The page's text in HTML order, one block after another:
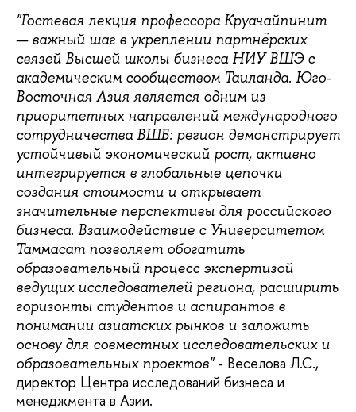
"Гостевая лекция профессора Круачайпинит
— важный шаг в укреплении партнёрских
связей Высшей школы бизнеса НИУ ВШЭ с
академическим сообществом Таиланда. Юго-
Восточная Азия является одним из
приоритетных направлений международного
сотрудничества ВШБ: регион демонстрирует
устойчивый экономический рост, активно
интегрируется в глобальные цепочки
создания стоимости и открывает
значительные перспективы для российского
бизнеса. Взаимодействие с Университетом
Таммасат позволяет обогатить
образовательный процесс экспертизой
ведущих исследователей региона, расширить
горизонты студентов и аспирантов в
понимании азиатских рынков и заложить
основу для совместных исследовательских и
образовательных проектов"- Веселова Л.С.,
директор Центра исследований бизнеса и
менеджмента в Азии.